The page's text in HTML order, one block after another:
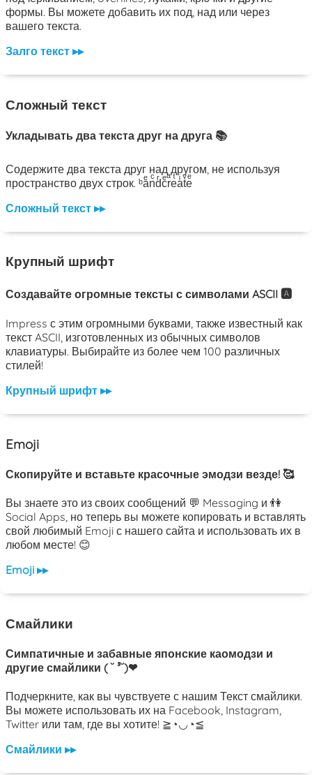
формы. Вы можете добавить их под, над или через
вашего текста.
Залго текст ▸▸
Сложный текст
Укладывать два текста друг на друга 📚
Содержите два текста друг над другом, не используя
пространство двух строк. ᵇaͤnͨdͬcͤrͣeͭaͥtͮeͤ
Сложный текст ▸▸
Крупный шрифт
Создавайте огромные тексты с символами ASCII 🅰️
Impress с этим огромными буквами, также известный как
текст ASCII, изготовленных из обычных символов
клавиатуры. Выбирайте из более чем 100 различных
стилей!
Крупный шрифт ▸▸
Emoji
Скопируйте и вставьте красочные эмодзи везде! 🥰
Вы знаете это из своих сообщений 💬 Messaging и 👫
Social Apps, но теперь вы можете копировать и вставлять
свой любимый Emoji с нашего сайта и использовать их в
любом месте! 😊
Emoji ▸▸
Смайлики
Симпатичные и забавные японские каомодзи и
другие смайлики ( ˘ ³˘)❤
Подчеркните, как вы чувствуете с нашим Текст смайлики.
Вы можете использовать их на Facebook, Instagram,
Twitter или там, где вы хотите! ≧◔◡◔≦
Смайлики ▸▸